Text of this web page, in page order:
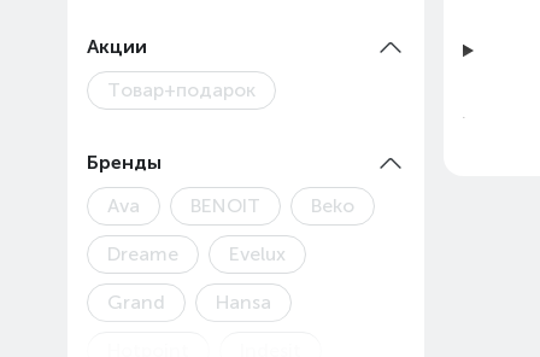
Акции
Товар+подарок
Бренды
Ava
BENOIT Beko
Dreame Evelux
Grand Hansa